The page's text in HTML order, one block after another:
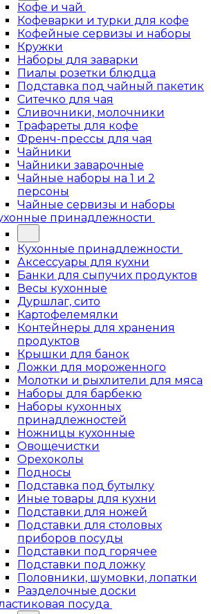
Кофе и чай
Кофеварки и турки для кофе
Кофейные сервизы и наборы
Кружки
Наборы для заварки
Пиалы розетки блюдца
Подставка под чайный пакетик
Ситечко для чая
Сливочники, молочники
Трафареты для кофе
Френч-прессы для чая
Чайники
Чайники заварочные
Чайные наборы на 1 и 2
персоны
Чайные сервизы и наборы
принадлежности
Кухонные принадлежности
Аксессуары для кухни
Банки для сыпучих продуктов
Весы кухонные
Дуршлаг, сито
Картофелемялки
Контейнеры для хранения
продуктов
Крышки для банок
Ложки для мороженного
Молотки и рыхлители для мяса
Наборы для барбекю
Наборы кухонных
принадлежностей
Ножницы кухонные
Овощечистки
Орехоколы
Подносы
Подставка под бутылку
Иные товары для кухни
Подставки для ножей
Подставки для столовых
приборов посуды
Подставки под горячее
Подставки под ложку
Половники, шумовки, лопатки
Разделочные доски
посуда